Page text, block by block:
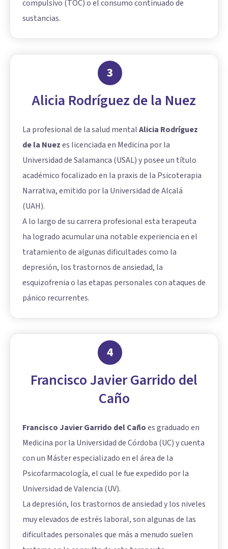
compulsivo (TOC) o el consumo continuado de
sustancias.
3
Alicia Rodríguez de la Nuez
La profesional de la salud mentalAlicia Rodríguez
de la Nuezes licenciada en Medicina por la
Universidad de Salamanca (USAL) y posee un título
académico focalizado en la praxis de la Psicoterapia
Narrativa, emitido por la Universidad de Alcalá
(UAH).
A lo largo de su carrera profesional esta terapeuta
ha logrado acumular una notable experiencia en el
tratamiento de algunas dificultades como la
depresión, los trastornos de ansiedad, la
esquizofrenia o las etapas personales con ataques de
pánico recurrentes.
4
Francisco Javier Garrido del
Caño
Francisco Javier Garrido del Cañoes graduado en
Medicina por la Universidad de Córdoba (UC) y cuenta
con un Máster especializado en el área de la
Psicofarmacología, el cual le fue expedido por la
Universidad de Valencia (UV).
La depresión, los trastornos de ansiedad y los niveles
muy elevados de estrés laboral, son algunas de las
dificultades personales que más a menudo suelen